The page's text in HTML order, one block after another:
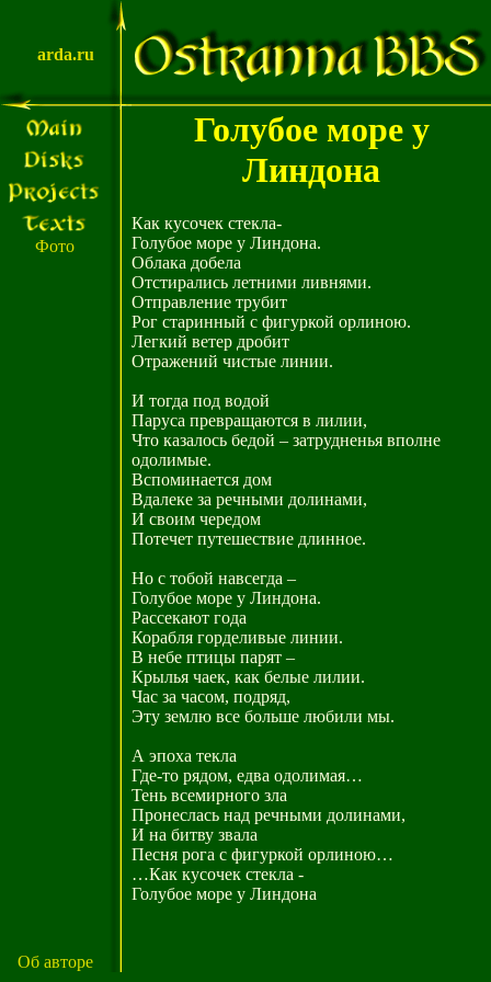
arda.ru
Фото
Об авторе
Голубое море у
Линдона
Как кусочек стекла-
Голубое море у Линдона.
Облака добела
Отстирались летними ливнями.
Отправление трубит
Рог старинный с фигуркой орлиною.
Легкий ветер дробит
Отражений чистые линии.
И тогда под водой
Паруса превращаются в лилии,
Что казалось бедой – затрудненья вполне
одолимые.
Вспоминается дом
Вдалеке за речными долинами,
И своим чередом
Потечет путешествие длинное.
Но с тобой навсегда –
Голубое море у Линдона.
Рассекают года
Корабля горделивые линии.
В небе птицы парят –
Крылья чаек, как белые лилии.
Час за часом, подряд,
Эту землю все больше любили мы.
А эпоха текла
Где-то рядом, едва одолимая…
Тень всемирного зла
Пронеслась над речными долинами,
И на битву звала
Песня рога с фигуркой орлиною…
…Как кусочек стекла -
Голубое море у Линдона